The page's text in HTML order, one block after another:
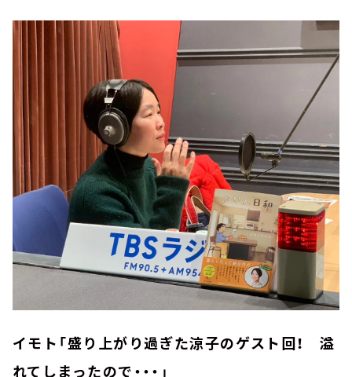
イモト「盛り上がり過ぎた涼子のゲスト回！ 溢
れてしまったので・・・」